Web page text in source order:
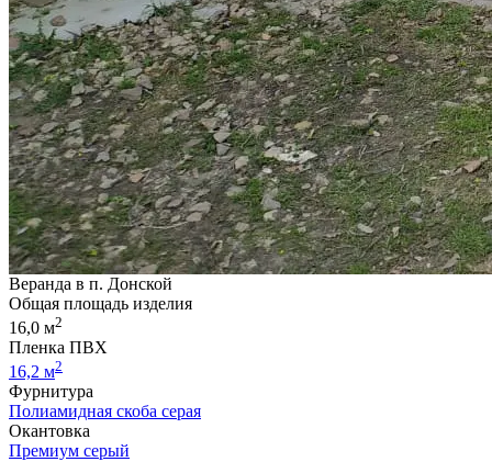
Веранда в п. Донской
Общая площадь изделия
16,0 м2
Пленка ПВХ
16,2 м2
Фурнитура
Полиамидная скоба серая
Окантовка
Премиум серый